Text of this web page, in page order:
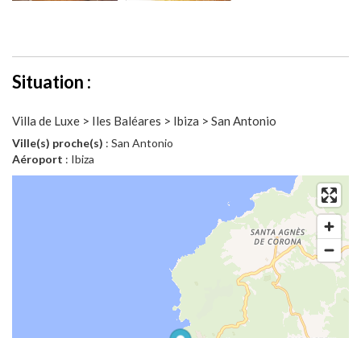
Situation :
Villa de Luxe > Iles Baléares > Ibiza > San Antonio
Ville(s) proche(s) : San Antonio
Aéroport : Ibiza